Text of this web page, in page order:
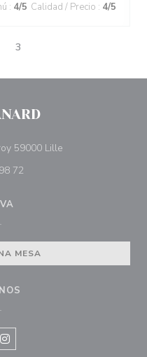
: 4/5 Calidad / Precio : 4/5
3
59000 Lille((abre en una
72
MESA
((abre en una nueva
Instagram ((abre en una